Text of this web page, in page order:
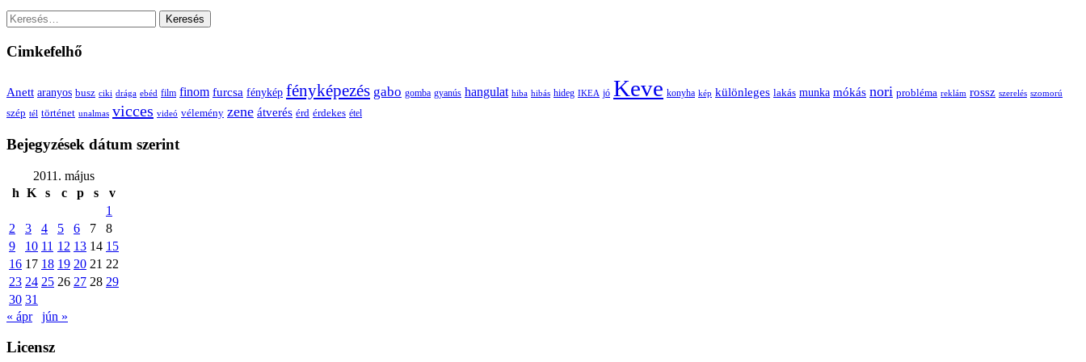
Keresés:
Cimkefelhő
Anett aranyos busz ciki drága ebéd film finom furcsa fénykép fényképezés gabo gomba gyanús hangulat hiba hibás hideg IKEA jó Keve konyha kép különleges lakás munka mókás nori probléma reklám rossz szerelés szomorú
szép tél történet unalmas vicces videó vélemény zene átverés érd érdekes étel
Bejegyzések dátum szerint
2011. május
h K s c p s
v
1
2
3 4 5 6 7
8
9
10 11 12 13 14 15
16 17 18 19 20 21 22
23 24 25 26 27 28 29
30 31
« ápr
jún »
Licensz